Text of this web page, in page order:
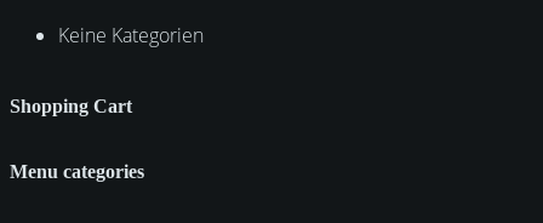
Keine Kategorien
Shopping Cart
Menu categories